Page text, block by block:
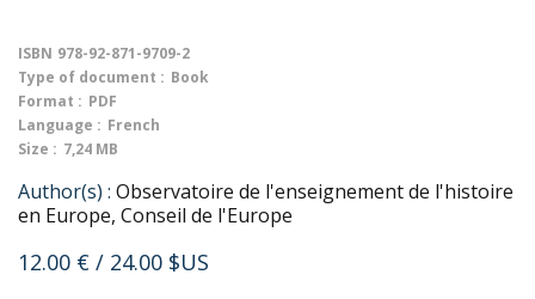
ISBN 978-92-871-9709-2
Type of document : Book
Format : PDF
Language : French
Size : 7,24 MB
Author(s) : Observatoire de l'enseignement de l'histoire
en Europe, Conseil de l'Europe
12.00 € / 24.00 $US